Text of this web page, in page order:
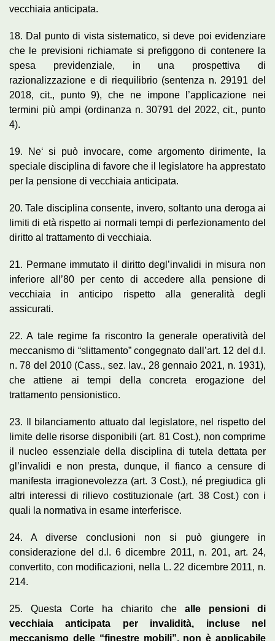
vecchiaia anticipata.
18. Dal punto di vista sistematico, si deve poi evidenziare
che le previsioni richiamate si prefiggono di contenere la
spesa previdenziale, in una prospettiva di
razionalizzazione e di riequilibrio (sentenza n. 29191 del
2018, cit., punto 9), che ne impone l’applicazione nei
termini più ampi (ordinanza n. 30791 del 2022, cit., punto
4).
19. Ne‘ si può invocare, come argomento dirimente, la
speciale disciplina di favore che il legislatore ha apprestato
per la pensione di vecchiaia anticipata.
20. Tale disciplina consente, invero, soltanto una deroga ai
limiti di età rispetto ai normali tempi di perfezionamento del
diritto al trattamento di vecchiaia.
21. Permane immutato il diritto degl’invalidi in misura non
inferiore all’80 per cento di accedere alla pensione di
vecchiaia in anticipo rispetto alla generalità degli
assicurati.
22. A tale regime fa riscontro la generale operatività del
meccanismo di “slittamento” congegnato dall’art. 12 del d.l.
n. 78 del 2010 (Cass., sez. lav., 28 gennaio 2021, n. 1931),
che attiene ai tempi della concreta erogazione del
trattamento pensionistico.
23. Il bilanciamento attuato dal legislatore, nel rispetto del
limite delle risorse disponibili (art. 81 Cost.), non comprime
il nucleo essenziale della disciplina di tutela dettata per
gl’invalidi e non presta, dunque, il fianco a censure di
manifesta irragionevolezza (art. 3 Cost.), né pregiudica gli
altri interessi di rilievo costituzionale (art. 38 Cost.) con i
quali la normativa in esame interferisce.
24. A diverse conclusioni non si può giungere in
considerazione del d.l. 6 dicembre 2011, n. 201, art. 24,
convertito, con modificazioni, nella L. 22 dicembre 2011, n.
214.
25. Questa Corte ha chiarito che alle pensioni di
vecchiaia anticipata per invalidità, incluse nel
meccanismo delle “finestre mobili”, non è applicabile